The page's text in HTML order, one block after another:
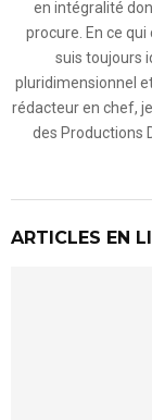
en intégralité
procure. En ce
suis toujours
pluridimensionnel
rédacteur en chef,
des Productions
ARTICLES EN